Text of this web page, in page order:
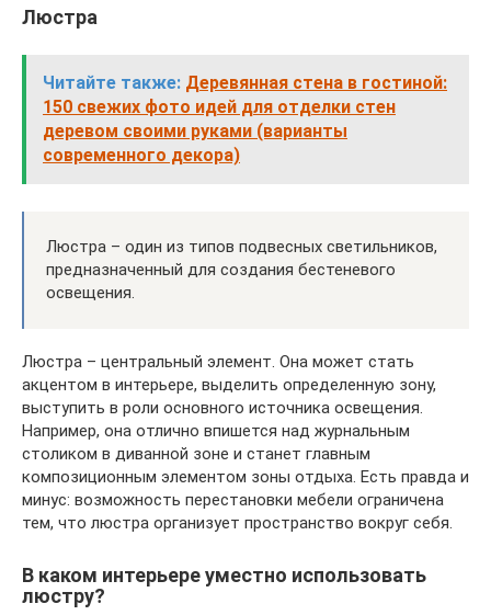
Люстра
Читайте также: Деревянная стена в гостиной:
150 свежих фото идей для отделки стен
деревом своими руками (варианты
современного декора)
Люстра – один из типов подвесных светильников,
предназначенный для создания бестеневого
освещения.
Люстра – центральный элемент. Она может стать
акцентом в интерьере, выделить определенную зону,
выступить в роли основного источника освещения.
Например, она отлично впишется над журнальным
столиком в диванной зоне и станет главным
композиционным элементом зоны отдыха. Есть правда и
минус: возможность перестановки мебели ограничена
тем, что люстра организует пространство вокруг себя.
В каком интерьере уместно использовать
люстру?